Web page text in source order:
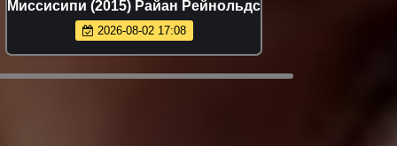
Миссисипи (2015) Райан Рейнольдс
2026-08-02 17:08